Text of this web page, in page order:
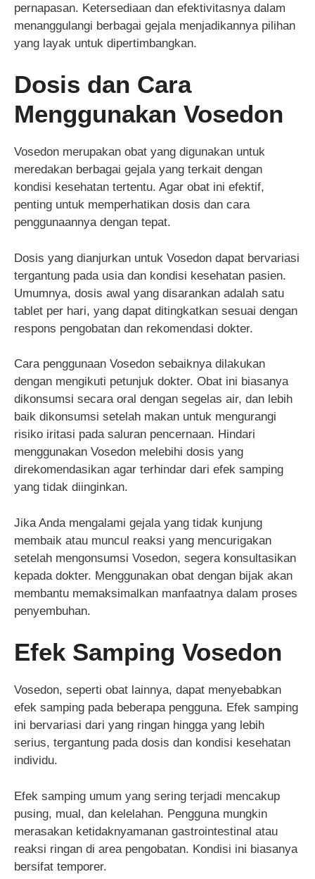
pernapasan. Ketersediaan dan efektivitasnya dalam
menanggulangi berbagai gejala menjadikannya pilihan
yang layak untuk dipertimbangkan.
Dosis dan Cara
Menggunakan Vosedon
Vosedon merupakan obat yang digunakan untuk
meredakan berbagai gejala yang terkait dengan
kondisi kesehatan tertentu. Agar obat ini efektif,
penting untuk memperhatikan dosis dan cara
penggunaannya dengan tepat.
Dosis yang dianjurkan untuk Vosedon dapat bervariasi
tergantung pada usia dan kondisi kesehatan pasien.
Umumnya, dosis awal yang disarankan adalah satu
tablet per hari, yang dapat ditingkatkan sesuai dengan
respons pengobatan dan rekomendasi dokter.
Cara penggunaan Vosedon sebaiknya dilakukan
dengan mengikuti petunjuk dokter. Obat ini biasanya
dikonsumsi secara oral dengan segelas air, dan lebih
baik dikonsumsi setelah makan untuk mengurangi
risiko iritasi pada saluran pencernaan. Hindari
menggunakan Vosedon melebihi dosis yang
direkomendasikan agar terhindar dari efek samping
yang tidak diinginkan.
Jika Anda mengalami gejala yang tidak kunjung
membaik atau muncul reaksi yang mencurigakan
setelah mengonsumsi Vosedon, segera konsultasikan
kepada dokter. Menggunakan obat dengan bijak akan
membantu memaksimalkan manfaatnya dalam proses
penyembuhan.
Efek Samping Vosedon
Vosedon, seperti obat lainnya, dapat menyebabkan
efek samping pada beberapa pengguna. Efek samping
ini bervariasi dari yang ringan hingga yang lebih
serius, tergantung pada dosis dan kondisi kesehatan
individu.
Efek samping umum yang sering terjadi mencakup
pusing, mual, dan kelelahan. Pengguna mungkin
merasakan ketidaknyamanan gastrointestinal atau
reaksi ringan di area pengobatan. Kondisi ini biasanya
bersifat temporer.